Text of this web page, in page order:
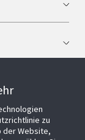
zu
der Website,